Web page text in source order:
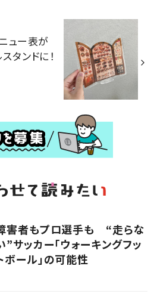
ュー表が
タンドに！
害者もプロ選手も “走らな
”サッカー「ウォーキングフッ
ボール」の可能性